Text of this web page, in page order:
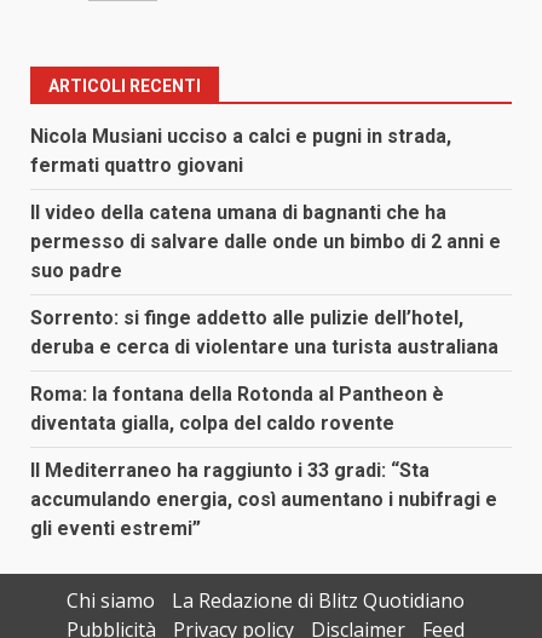
ARTICOLI RECENTI
Nicola Musiani ucciso a calci e pugni in strada,
fermati quattro giovani
Il video della catena umana di bagnanti che ha
permesso di salvare dalle onde un bimbo di 2 anni e
suo padre
Sorrento: si finge addetto alle pulizie dell’hotel,
deruba e cerca di violentare una turista australiana
Roma: la fontana della Rotonda al Pantheon è
diventata gialla, colpa del caldo rovente
Il Mediterraneo ha raggiunto i 33 gradi: “Sta
accumulando energia, così aumentano i nubifragi e
gli eventi estremi”
Chi siamo
La Redazione di Blitz Quotidiano
Pubblicità
Privacy policy Disclaimer Feed